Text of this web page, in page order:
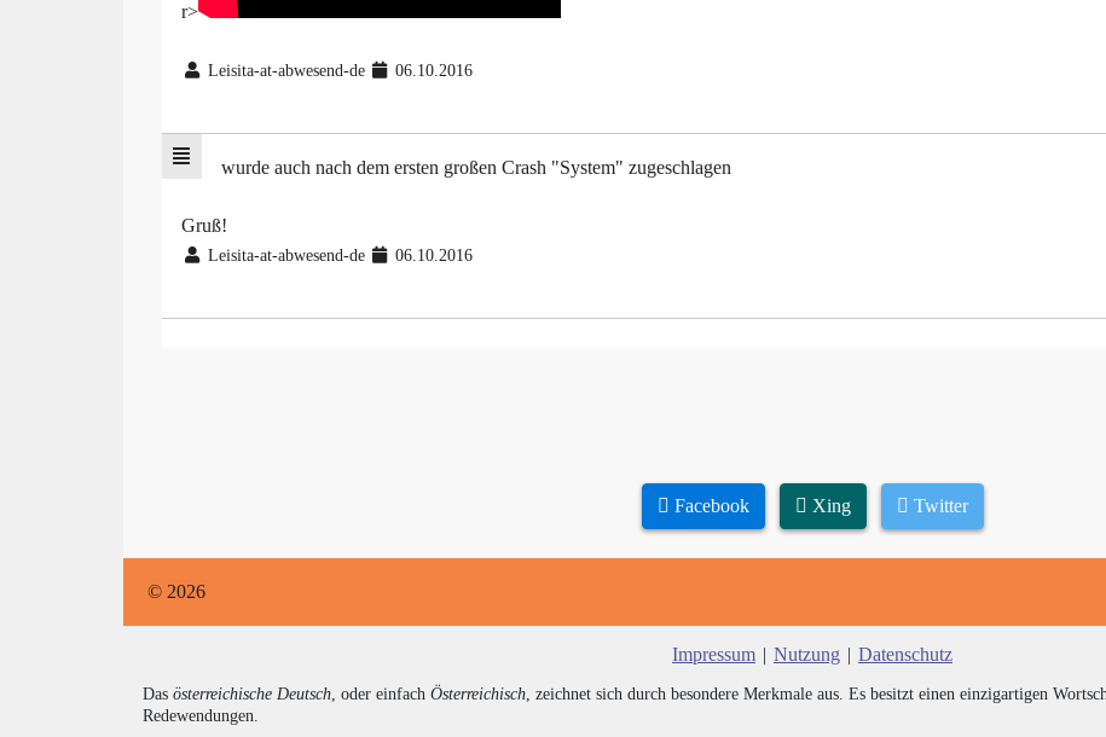
r>
Leisita-at-abwesend-de 06.10.2016
wurde auch nach dem ersten großen Crash "System" zugeschlagen
Gruß!
Leisita-at-abwesend-de 06.10.2016
Facebook Xing Twitter
© 2026
Impressum | Nutzung | Datenschutz
Das österreichische Deutsch, oder einfach Österreichisch, zeichnet sich durch besondere Merkmale aus. Es besitzt einen einzigartigen
Redewendungen.